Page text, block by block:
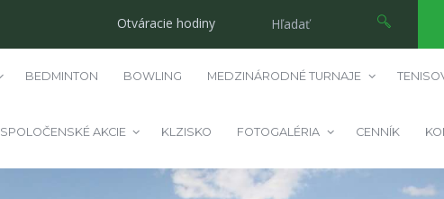
Otváracie hodiny
BEDMINTON BOWLING MEDZINÁRODNÉ TURNAJE
SPOLOČENSKÉ AKCIE KLZISKO FOTOGALÉRIA CENNÍK